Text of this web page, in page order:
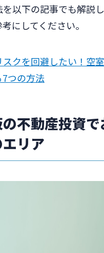
を以下の記事でも解説
にしてください。
スクを回避したい！空
つの方法
不動産投資
リア